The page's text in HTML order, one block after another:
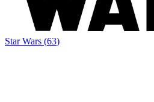
Star Wars (63)